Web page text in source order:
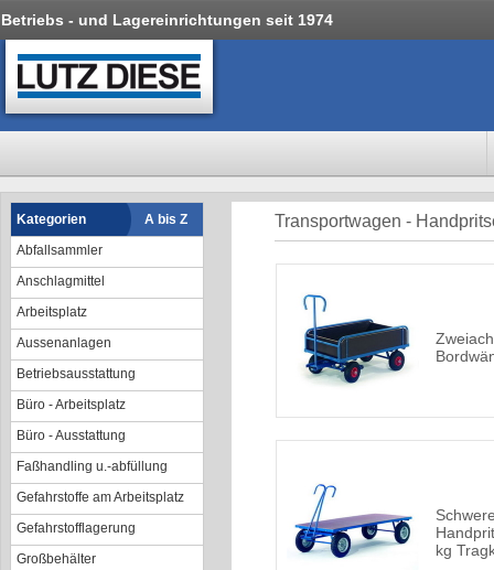
Betriebs - und Lagereinrichtungen seit 1974
Kategorien
A bis Z
Abfallsammler
Anschlagmittel
Arbeitsplatz
Aussenanlagen
Betriebsausstattung
Büro - Arbeitsplatz
Büro - Ausstattung
Faßhandling u.-abfüllung
Gefahrstoffe am Arbeitsplatz
Gefahrstofflagerung
Großbehälter
Transportwagen -
kg